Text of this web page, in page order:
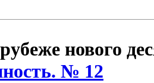
нового
№ 12